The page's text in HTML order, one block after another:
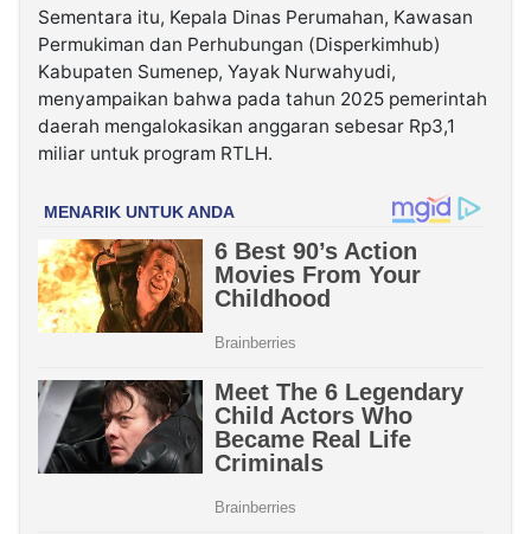
Sementara itu, Kepala Dinas Perumahan, Kawasan
Permukiman dan Perhubungan (Disperkimhub)
Kabupaten Sumenep, Yayak Nurwahyudi,
menyampaikan bahwa pada tahun 2025 pemerintah
daerah mengalokasikan anggaran sebesar Rp3,1
miliar untuk program RTLH.